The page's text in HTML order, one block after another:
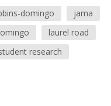
domingo
jama
laurel road
research